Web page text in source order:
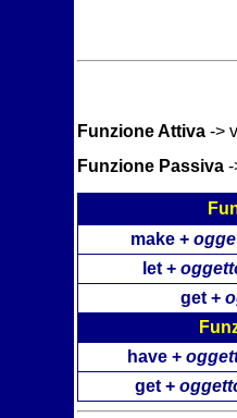
Funzione Attiva ->
Funzione Passiva-
make +
let +
get +
have +
get +